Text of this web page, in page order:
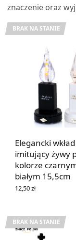
znaczenie oraz
BRAK NA STANIE
Elegancki
imitujący żywy
kolorze
białym 15,5cm
12,50zł
BRAK NA STANIE